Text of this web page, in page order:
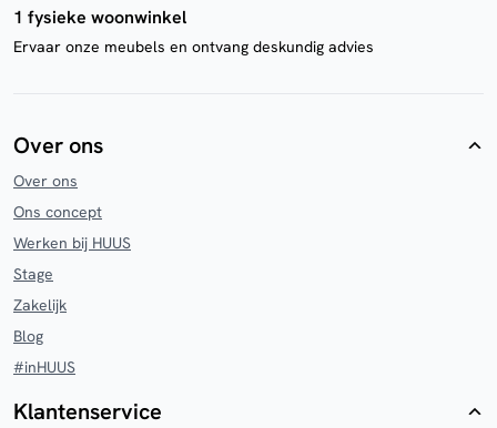
1 fysieke woonwinkel
Ervaar onze meubels en ontvang deskundig advies
Over ons
Over ons
Ons concept
Werken bij HUUS
Stage
Zakelijk
Blog
#inHUUS
Klantenservice